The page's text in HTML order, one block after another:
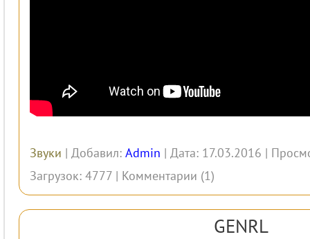
Звуки | Добавил: Admin | Дата: 17.03.2016 |
Загрузок: 4777 | Комментарии (1)
GENRL